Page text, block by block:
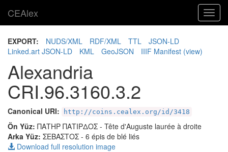
CEAlex
EXPORT: NUDS/XML RDF/XML TTL
JSON-LD
Linked.art JSON-LD
KML GeoJSON IIIF Manifest (view)
Alexandria
CRI.96.3160.3.2
Canonical URI: http://coins.cealex.org/id/3418
Ön Yüz: ΠΑΤΗΡ ΠΑΤΙΡΔΟΣ - Tête d'Auguste laurée à droite
Arka Yüz: ΣΕΒΑΣΤΟΣ - 6 épis de blé liés
Download full resolution image